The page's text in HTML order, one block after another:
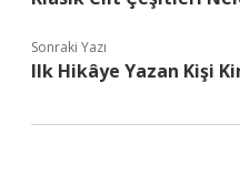
Sonraki Yazı
Ilk Hikâye Yazan Kişi